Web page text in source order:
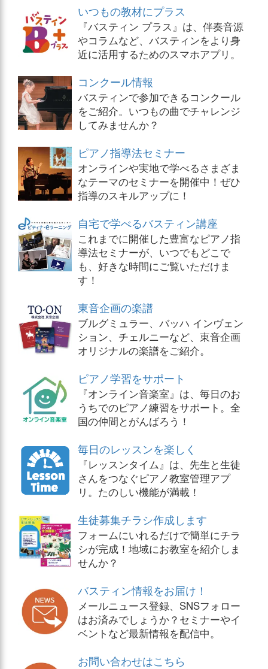
いつもの教材にプラス
『バスティン プラス』は、伴奏音源
やコラムなど、バスティンをより身
近に活用するためのスマホアプリ。
コンクール情報
バスティンで参加できるコンクール
をご紹介。いつもの曲でチャレンジ
してみませんか？
ピアノ指導法セミナー
オンラインや実地で学べるさまざま
なテーマのセミナーを開催中！ぜひ
指導のスキルアップに！
自宅で学べるバスティン講座
これまでに開催した豊富なピアノ指
導法セミナーが、いつでもどこで
も、好きな時間にご覧いただけま
す！
東音企画の楽譜
ブルグミュラー、バッハ インヴェン
ション、チェルニーなど、東音企画
オリジナルの楽譜をご紹介。
ピアノ学習をサポート
『オンライン音楽室』は、毎日のお
うちでのピアノ練習をサポート。全
国の仲間とがんばろう！
毎日のレッスンを楽しく
『レッスンタイム』は、先生と生徒
さんをつなぐピアノ教室管理アプ
リ。たのしい機能が満載！
生徒募集チラシ作成します
フォームにいれるだけで簡単にチラ
シが完成！地域にお教室を紹介しま
せんか？
バスティン情報をお届け！
メールニュース登録、SNSフォロー
はお済みでしょうか？セミナーやイ
ベントなど最新情報を配信中。
お問い合わせはこちら